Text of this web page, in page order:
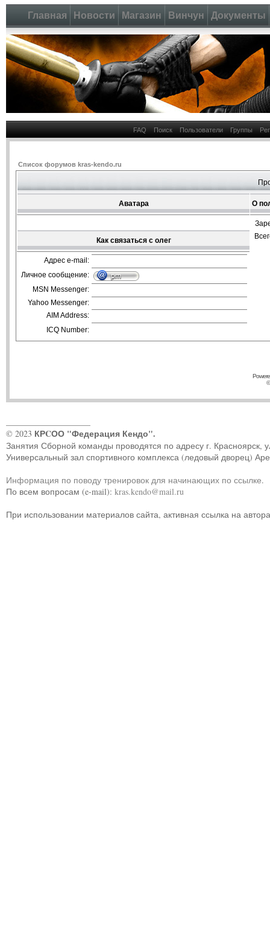
Главная Новости Магазин Винчун Документы
FAQ Поиск Пользователи Группы
Список форумов kras-kendo.ru
Аватара О
Как связаться с олег
Адрес e-mail:
Личное сообщение:
MSN Messenger:
Yahoo Messenger:
AIM Address:
ICQ Number:
© 2023 КРCОО "Федерация Кендо".
Занятия Сборной команды проводятся по адресу г. Красноярск,
Универсальный зал спортивного комплекса (ледовый дворец)
Информация по поводу тренировок для начинающих по ссылке.
По всем вопросам (e-mail): kras.kendo@mail.ru
При использовании материалов сайта, активная ссылка на